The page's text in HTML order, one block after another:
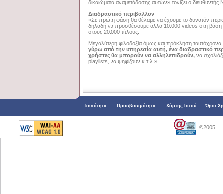
δικαιώματα αναμετάδοσης αυτών» τονίζει ο
Διαδραστικό περιβάλλον
«Σε πρώτη φάση θα θέλαμε να έχουμε το δυνατόν
δηλαδή να προσθέσουμε άλλα 10.000 videos στη βάση
στους 20.000 τίτλους.
Μεγαλύτερη φιλοδοξία όμως και πρόκληση ταυτόχρονα,
γύρω από την υπηρεσία αυτή, ένα διαδραστικό
χρήστες θα μπορούν να αλληλεπιδρούν, να
playlists, να ψηφίζουν κ.τ.λ.».
Ταυτότητα : Προσβασιμότητα : Χάρτης Ιστού : Όροι
©2005